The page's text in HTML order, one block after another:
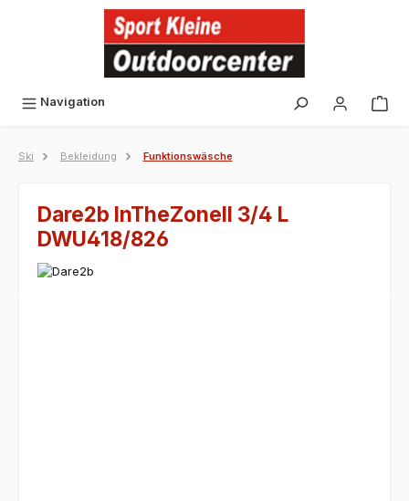
Navigation
Ski Bekleidung Funktionswäsche
Dare2b InTheZoneII 3/4 L
DWU418/826